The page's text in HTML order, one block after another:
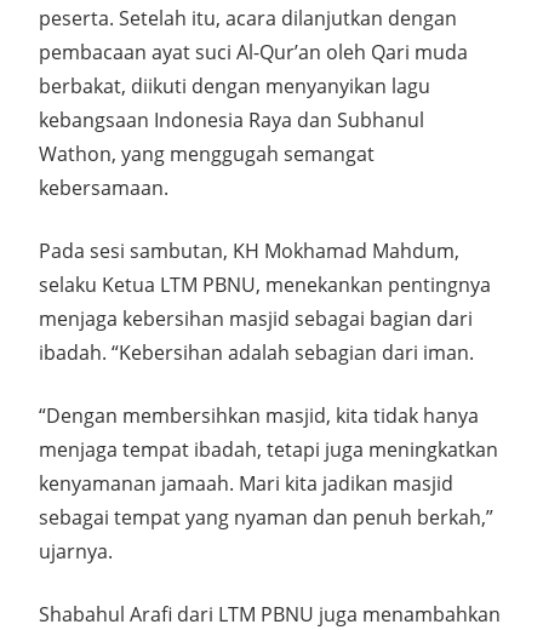
peserta. Setelah itu, acara dilanjutkan dengan
pembacaan ayat suci Al-Qur’an oleh Qari muda
berbakat, diikuti dengan menyanyikan lagu
kebangsaan Indonesia Raya dan Subhanul
Wathon, yang menggugah semangat
kebersamaan.
Pada sesi sambutan, KH Mokhamad Mahdum,
selaku Ketua LTM PBNU, menekankan pentingnya
menjaga kebersihan masjid sebagai bagian dari
ibadah. “Kebersihan adalah sebagian dari iman.
“Dengan membersihkan masjid, kita tidak hanya
menjaga tempat ibadah, tetapi juga meningkatkan
kenyamanan jamaah. Mari kita jadikan masjid
sebagai tempat yang nyaman dan penuh berkah,”
ujarnya.
Shabahul Arafi dari LTM PBNU juga menambahkan